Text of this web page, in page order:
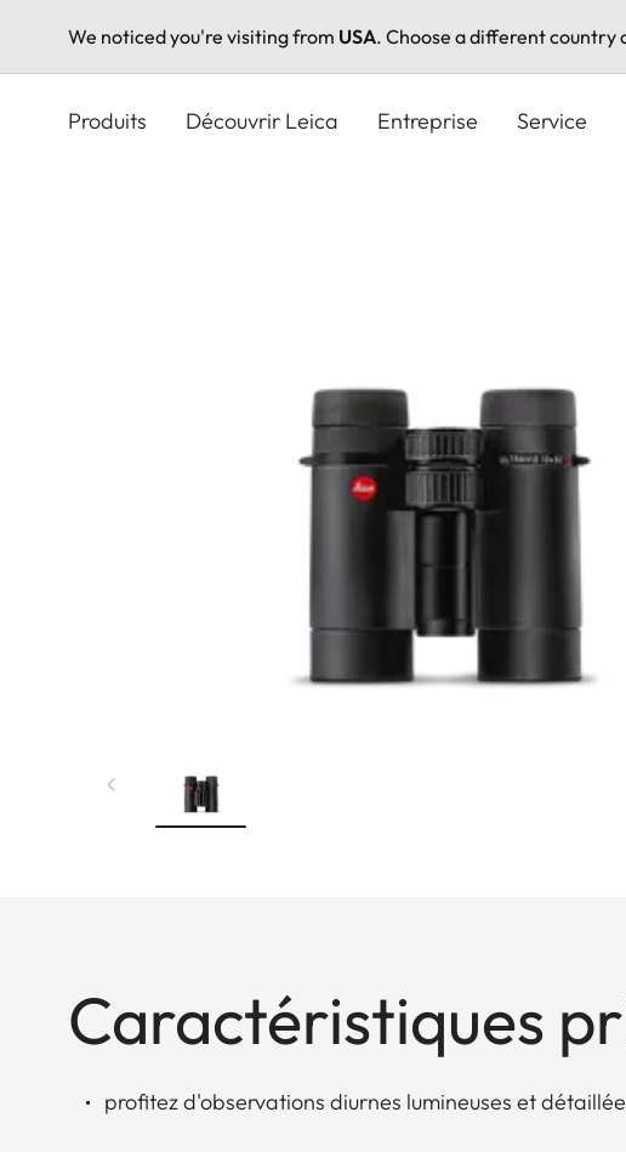
We noticed you're visiting from USA. Choose a different country
Produits Découvrir Leica Entreprise Service
Caractéristiques
profitez d'observations diurnes lumineuses et